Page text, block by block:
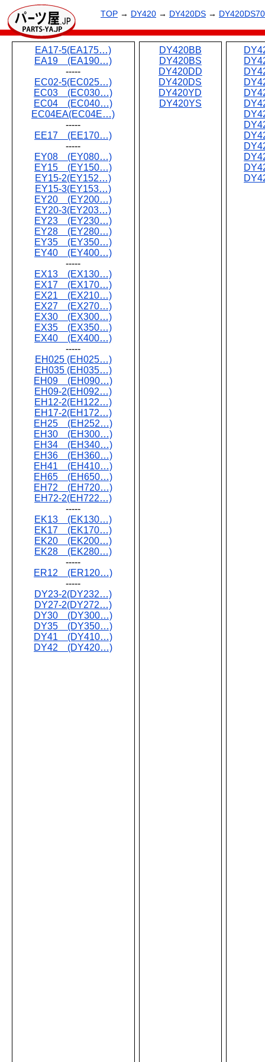
TOP → DY420 → DY420DS →
EA17-5(EA175…)
EA19 (EA190…)
-----
EC02-5(EC025…)
EC03 (EC030…)
EC04 (EC040…)
EC04EA(EC04E…)
-----
EE17 (EE170…)
-----
EY08 (EY080…)
EY15 (EY150…)
EY15-2(EY152…)
EY15-3(EY153…)
EY20 (EY200…)
EY20-3(EY203…)
EY23 (EY230…)
EY28 (EY280…)
EY35 (EY350…)
EY40 (EY400…)
-----
EX13 (EX130…)
EX17 (EX170…)
EX21 (EX210…)
EX27 (EX270…)
EX30 (EX300…)
EX35 (EX350…)
EX40 (EX400…)
-----
EH025 (EH025…)
EH035 (EH035…)
EH09 (EH090…)
EH09-2(EH092…)
EH12-2(EH122…)
EH17-2(EH172…)
EH25 (EH252…)
EH30 (EH300…)
EH34 (EH340…)
EH36 (EH360…)
EH41 (EH410…)
EH65 (EH650…)
EH72 (EH720…)
EH72-2(EH722…)
-----
EK13 (EK130…)
EK17 (EK170…)
EK20 (EK200…)
EK28 (EK280…)
-----
ER12 (ER120…)
-----
DY23-2(DY232…)
DY27-2(DY272…)
DY30 (DY300…)
DY35 (DY350…)
DY41 (DY410…)
DY42 (DY420…)
DY420BB
DY420BS
DY420DD
DY420DS
DY420YD
DY420YS